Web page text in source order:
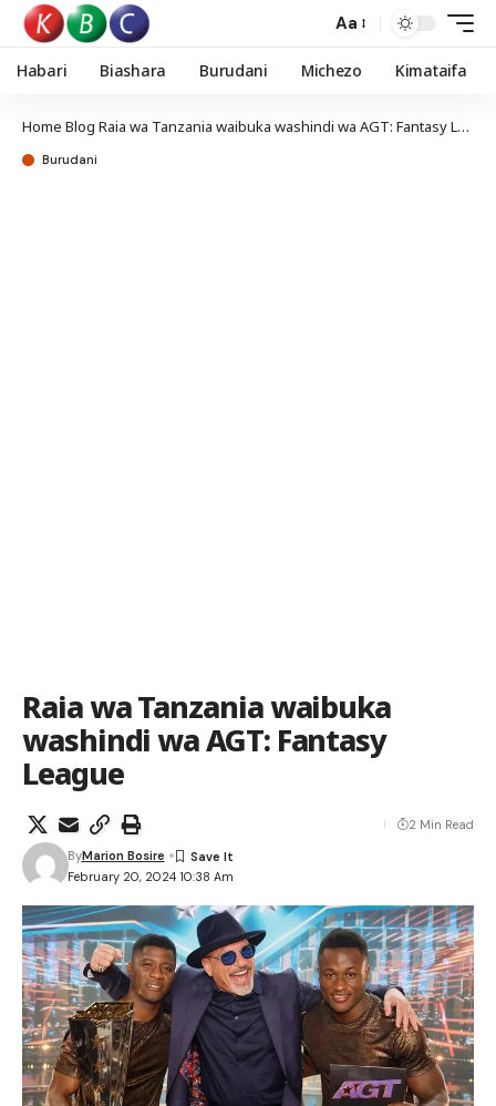
Aa
Habari Biashara Burudani Michezo Kimataifa
Home Blog Raia wa Tanzania waibuka washindi wa AGT: Fantasy League
Burudani
Raia wa Tanzania waibuka
washindi wa AGT: Fantasy
League
February 20, 2024 10:38 Am
ByMarion Bosire
2 Min Read